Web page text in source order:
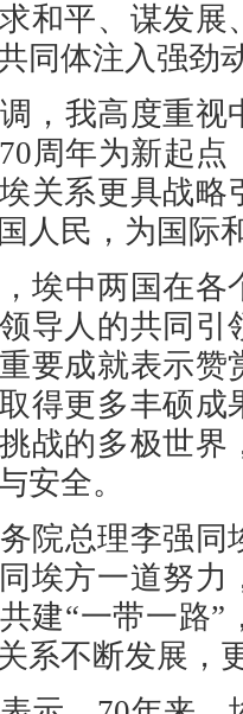
和平、谋发
同体注入强劲
，我高度重
周年为新起
关系更具战
人民，为国际
埃中两国在各
导人的共同
要成就表示
得更多丰硕
战的多极世
安全。
院总理李强
埃方一道努
建“一带一路
系不断发展，